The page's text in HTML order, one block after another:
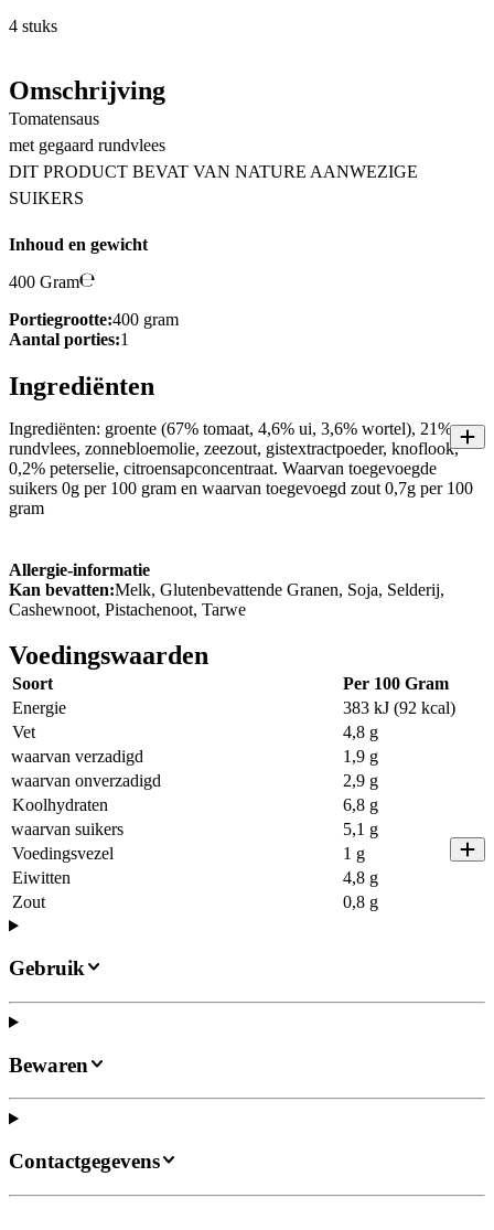
4 stuks
Omschrijving
Tomatensaus
met gegaard rundvlees
DIT PRODUCT BEVAT VAN NATURE AANWEZIGE
SUIKERS
Inhoud en gewicht
400 Gram
Portiegrootte:400 gram
Aantal porties:1
Ingrediënten
Ingrediënten: groente (67% tomaat, 4,6% ui, 3,6% wortel), 21%
rundvlees, zonnebloemolie, zeezout, gistextractpoeder, knoflook,
0,2% peterselie, citroensapconcentraat. Waarvan toegevoegde
suikers 0g per 100 gram en waarvan toegevoegd zout 0,7g per 100
gram
Allergie-informatie
Kan bevatten:Melk, Glutenbevattende Granen, Soja, Selderij,
Cashewnoot, Pistachenoot, Tarwe
Voedingswaarden
Soort
Per 100 Gram
Energie
383 kJ (92 kcal)
Vet
4,8 g
waarvan verzadigd
1,9 g
waarvan onverzadigd
2,9 g
Koolhydraten
6,8 g
waarvan suikers
5,1 g
Voedingsvezel
1 g
Eiwitten
4,8 g
Zout
0,8 g
Gebruik
Bewaren
Contactgegevens